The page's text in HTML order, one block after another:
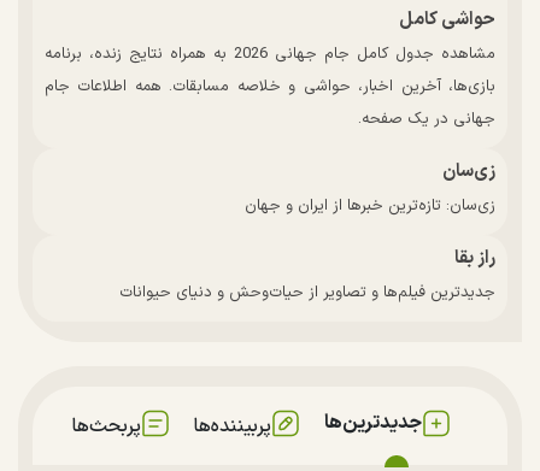
حواشی کامل
مشاهده جدول کامل جام جهانی 2026 به همراه نتایج زنده، برنامه
بازی‌ها، آخرین اخبار، حواشی و خلاصه مسابقات. همه اطلاعات جام
جهانی در یک صفحه.
زی‌سان
زی‌سان: تازه‌ترین خبرها از ایران و جهان
راز بقا
جدیدترین فیلم‌ها و تصاویر از حیات‌وحش و دنیای حیوانات
جدیدترین‌ها پربیننده‌ها پربحث‌ها